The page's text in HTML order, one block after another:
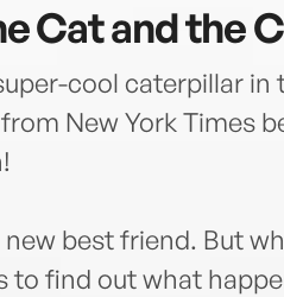
Cat and the
cool caterpillar in
from New York Times
best friend. But
to find out what